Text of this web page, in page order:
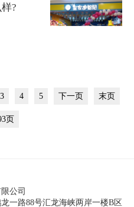
?
3 4 5 下一页 末页
页
公司
一路88号汇龙海峡两岸一楼B区